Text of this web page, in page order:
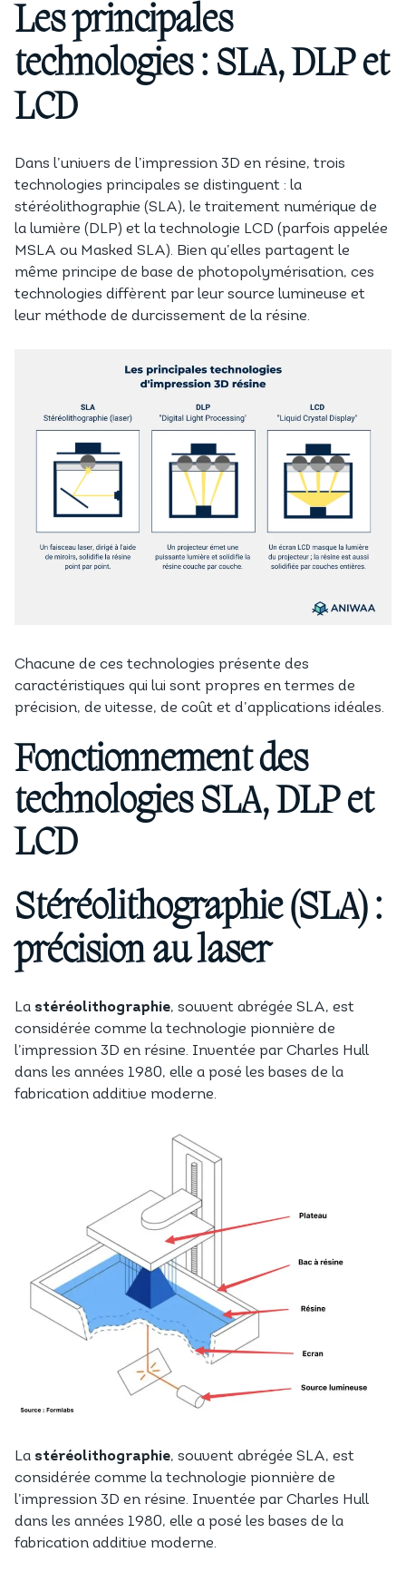
Les principales
technologies : SLA, DLP et
LCD
Dans l’univers de l’impression 3D en résine, trois
technologies principales se distinguent : la
stéréolithographie (SLA), le traitement numérique de
la lumière (DLP) et la technologie LCD (parfois appelée
MSLA ou Masked SLA). Bien qu’elles partagent le
même principe de base de photopolymérisation, ces
technologies diffèrent par leur source lumineuse et
leur méthode de durcissement de la résine.
Chacune de ces technologies présente des
caractéristiques qui lui sont propres en termes de
précision, de vitesse, de coût et d’applications idéales.
Fonctionnement des
technologies SLA, DLP et
LCD
Stéréolithographie (SLA) :
précision au laser
La stéréolithographie, souvent abrégée SLA, est
considérée comme la technologie pionnière de
l’impression 3D en résine. Inventée par Charles Hull
dans les années 1980, elle a posé les bases de la
fabrication additive moderne.
La stéréolithographie, souvent abrégée SLA, est
considérée comme la technologie pionnière de
l’impression 3D en résine. Inventée par Charles Hull
dans les années 1980, elle a posé les bases de la
fabrication additive moderne.